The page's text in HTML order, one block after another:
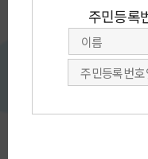
회원가입 없이 이름,